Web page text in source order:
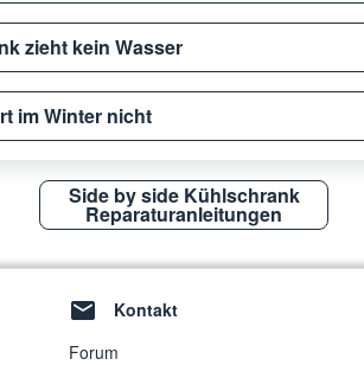
zieht kein Wasser
im Winter nicht
Side by side Kühlschrank
Reparaturanleitungen
Kontakt
Forum